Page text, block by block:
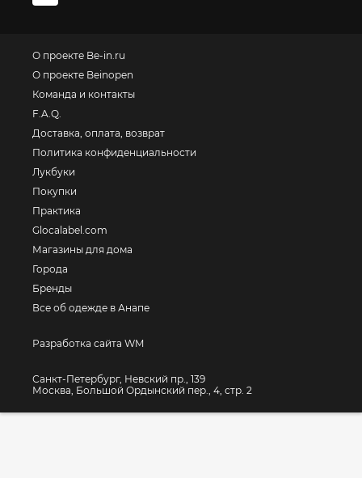
О проекте Be-in.ru
О проекте Beinopen
Команда и контакты
F.A.Q.
Доставка, оплата, возврат
Политика конфиденциальности
Лукбуки
Покупки
Практика
Glocalabel.com
Магазины для дома
Города
Бренды
Все об одежде в Анапе
Разработка сайта WM
Санкт-Петербург, Невский пр., 139
Москва, Большой Ордынский пер., 4, стр. 2